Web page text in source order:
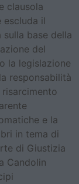
clausola
escluda il
base della
del
la legislazione
responsabilità
e la
in tema di
di Giustizia
Candolin